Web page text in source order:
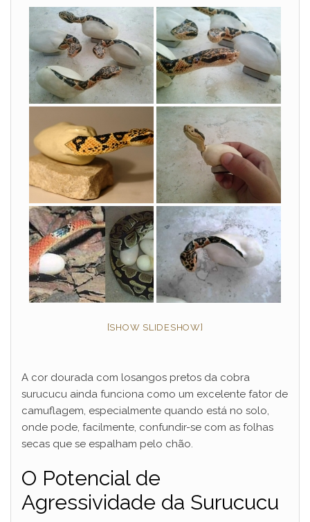
[SHOW SLIDESHOW]
A cor dourada com losangos pretos da cobra
surucucu ainda funciona como um excelente fator de
camuflagem, especialmente quando está no solo,
onde pode, facilmente, confundir-se com as folhas
secas que se espalham pelo chão.
O Potencial de
Agressividade da Surucucu